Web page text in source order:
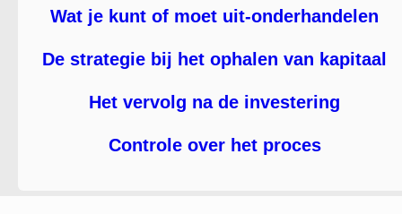
Wat je kunt of moet uit-onderhandelen
De strategie bij het ophalen van kapitaal
Het vervolg na de investering
Controle over het proces